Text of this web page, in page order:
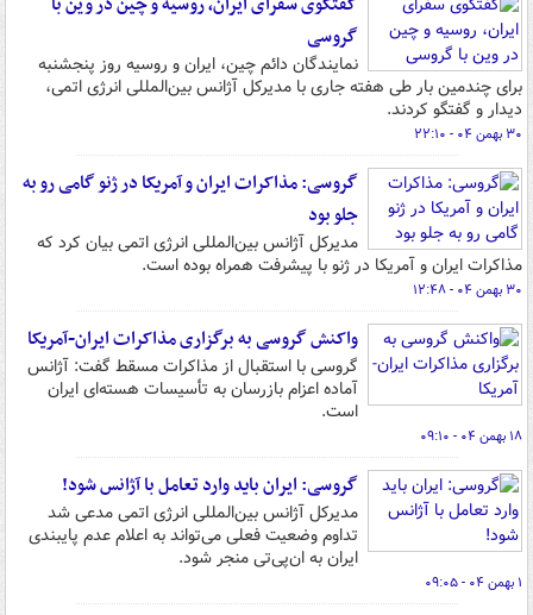
گروسی
نمایندگان دائم چین، ایران و روسیه روز پنجشنبه
برای چندمین بار طی هفته جاری با مدیرکل آژانس بین‌المللی انرژی اتمی،
دیدار و گفتگو کردند.
۳۰ بهمن ۰۴ - ۲۲:۱۰
گروسی: مذاکرات ایران و آمریکا در ژنو گامی رو به
جلو بود
مدیرکل آژانس بین‌المللی انرژی اتمی بیان کرد که
مذاکرات ایران و آمریکا در ژنو با پیشرفت همراه بوده است.
۳۰ بهمن ۰۴ - ۱۲:۴۸
واکنش گروسی به برگزاری مذاکرات ایران-آمریکا
گروسی با استقبال از مذاکرات مسقط گفت: آژانس
آماده اعزام بازرسان به تأسیسات هسته‌ای ایران
است.
۱۸ بهمن ۰۴ - ۰۹:۱۰
گروسی: ایران باید وارد تعامل با آژانس شود!
مدیرکل آژانس بین‌المللی انرژی اتمی مدعی شد
تداوم وضعیت فعلی می‌تواند به اعلام عدم پایبندی
ایران به ان‌پی‌تی منجر شود.
۱ بهمن ۰۴ - ۰۹:۰۵